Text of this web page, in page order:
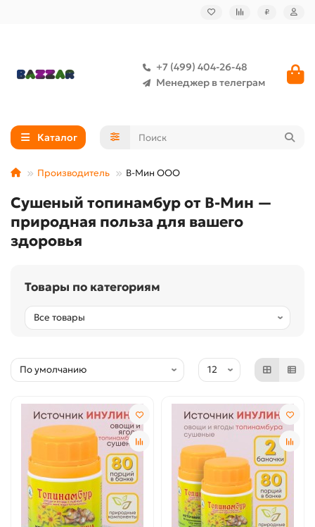
₽
+7 (499) 404-26-48
Менеджер в телеграм
Каталог
Производитель В-Мин ООО
Сушеный топинамбур от В-Мин —
природная польза для вашего
здоровья
Товары по категориям